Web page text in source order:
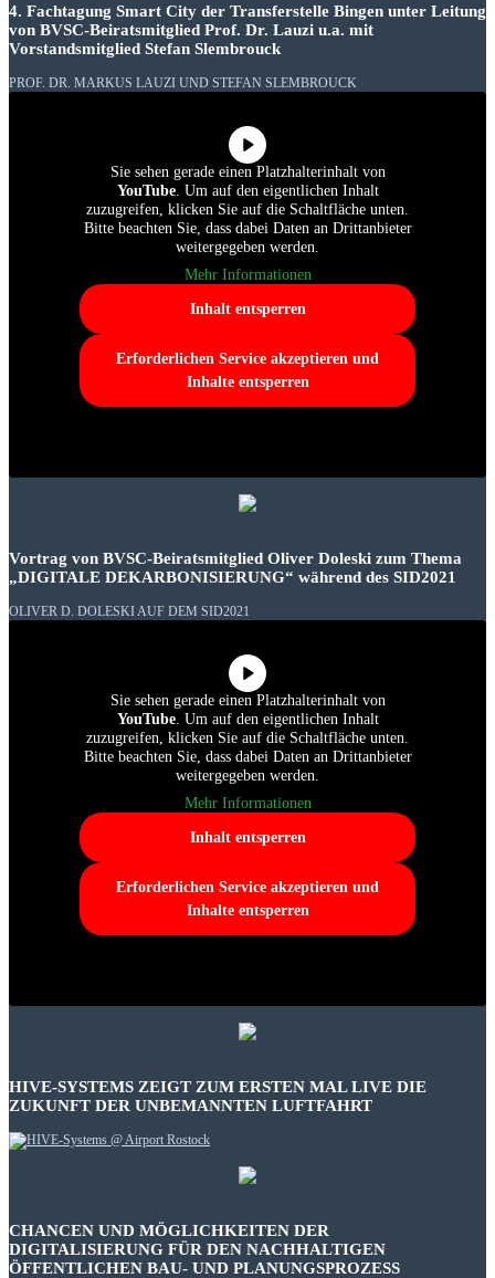
4. Fachtagung Smart City der Transferstelle Bingen unter Leitung
von BVSC-Beiratsmitglied Prof. Dr. Lauzi u.a. mit
Vorstandsmitglied Stefan Slembrouck
PROF. DR. MARKUS LAUZI UND STEFAN SLEMBROUCK
Sie sehen gerade einen Platzhalterinhalt von
YouTube. Um auf den eigentlichen Inhalt
zuzugreifen, klicken Sie auf die Schaltfläche unten.
Bitte beachten Sie, dass dabei Daten an Drittanbieter
weitergegeben werden.
Mehr Informationen
Inhalt entsperren
Erforderlichen Service akzeptieren und
Inhalte entsperren
Vortrag von BVSC-Beiratsmitglied Oliver Doleski zum Thema
„DIGITALE DEKARBONISIERUNG“ während des SID2021
OLIVER D. DOLESKI AUF DEM SID2021
Sie sehen gerade einen Platzhalterinhalt von
YouTube. Um auf den eigentlichen Inhalt
zuzugreifen, klicken Sie auf die Schaltfläche unten.
Bitte beachten Sie, dass dabei Daten an Drittanbieter
weitergegeben werden.
Mehr Informationen
Inhalt entsperren
Erforderlichen Service akzeptieren und
Inhalte entsperren
HIVE-SYSTEMS ZEIGT ZUM ERSTEN MAL LIVE DIE
ZUKUNFT DER UNBEMANNTEN LUFTFAHRT
CHANCEN UND MÖGLICHKEITEN DER
DIGITALISIERUNG FÜR DEN NACHHALTIGEN
ÖFFENTLICHEN BAU- UND PLANUNGSPROZESS